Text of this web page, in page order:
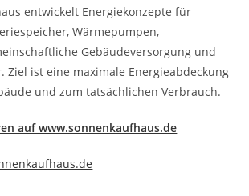
entwickelt Energiekonzepte für
Wärmepumpen,
Gebäudeversorgung und
Ziel ist eine maximale Energieabdeckung
und zum tatsächlichen Verbrauch.
auf www.sonnenkaufhaus.de